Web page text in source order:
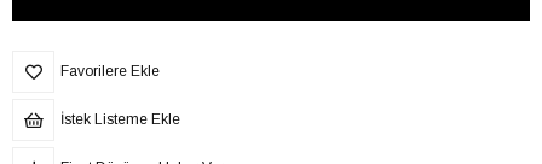
Favorilere Ekle
İstek Listeme Ekle